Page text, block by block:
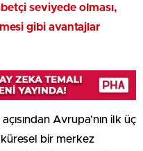
seviyede olması,
gibi avantajlar
Avrupa’nın ilk üç
küresel bir merkez